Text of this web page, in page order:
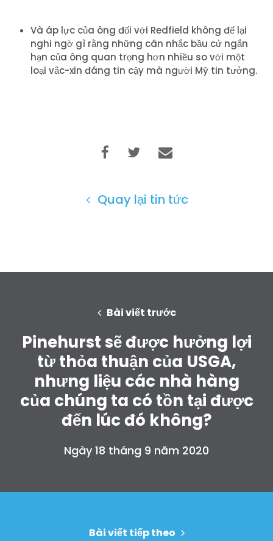
Và áp lực của ông đối với Redfield không để lại
nghi ngờ gì rằng những cân nhắc bầu cử ngắn
hạn của ông quan trọng hơn nhiều so với một
loại vắc-xin đáng tin cậy mà người Mỹ tin tưởng.
Quay lại tin tức
Bài viết trước
Pinehurst sẽ được hưởng lợi
từ thỏa thuận của USGA,
nhưng liệu các nhà hàng
của chúng ta có tồn tại được
đến lúc đó không?
Ngày 18 tháng 9 năm 2020
Bài viết tiếp theo